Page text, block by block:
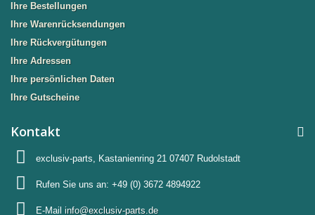
Ihre Bestellungen
Ihre Warenrücksendungen
Ihre Rückvergütungen
Ihre Adressen
Ihre persönlichen Daten
Ihre Gutscheine
Kontakt
exclusiv-parts, Kastanienring 21 07407 Rudolstadt
Rufen Sie uns an: +49 (0) 3672 4894922
E-Mail info@exclusiv-parts.de